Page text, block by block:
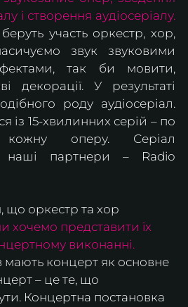
участь оркестр, хор,
звук звуковими
так би мовити,
декорації. У результаті
роду аудіосеріал.
із 15-хвилинних серій – по
оперу. Серіал
наші партнери – Radio
що оркестр та хор
хочемо представити їх
виконанні.
мають концерт як основне
– це те, що
Концертна постановка